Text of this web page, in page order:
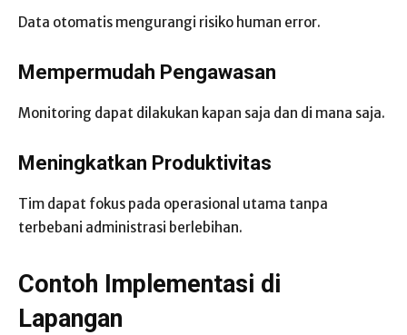
Data otomatis mengurangi risiko human error.
Mempermudah Pengawasan
Monitoring dapat dilakukan kapan saja dan di mana saja.
Meningkatkan Produktivitas
Tim dapat fokus pada operasional utama tanpa
terbebani administrasi berlebihan.
Contoh Implementasi di
Lapangan